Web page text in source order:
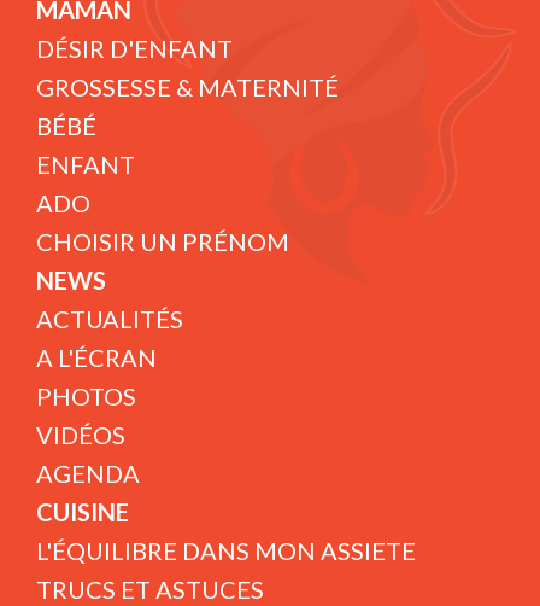
MAMAN
DÉSIR D'ENFANT
GROSSESSE & MATERNITÉ
BÉBÉ
ENFANT
ADO
CHOISIR UN PRÉNOM
NEWS
ACTUALITÉS
A L'ÉCRAN
PHOTOS
VIDÉOS
AGENDA
CUISINE
L'ÉQUILIBRE DANS MON ASSIETE
TRUCS ET ASTUCES